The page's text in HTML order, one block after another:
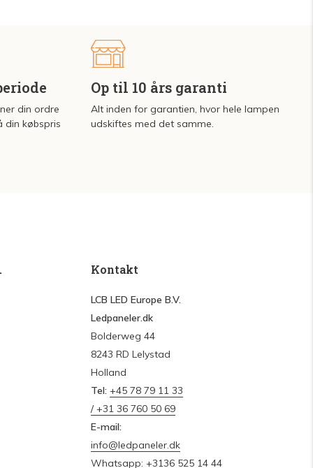
din ordre
din købspris
Op til 10 års garanti
Alt inden for garantien, hvor hele lampen
udskiftes med det samme.
Kontakt
LCB LED Europe B.V.
Ledpaneler.dk
Bolderweg 44
8243 RD Lelystad
Holland
Tel: +45 78 79 11 33
/ +31 36 760 50 69
E-mail:
info@ledpaneler.dk
Whatsapp: +3136 525 14 44